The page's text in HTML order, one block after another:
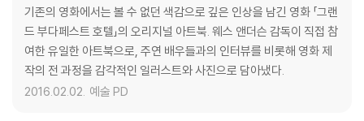
기존의 영화에서는 볼 수 없던 색감으로 깊은 인상을 남긴 영화 「그랜
드 부다페스트 호텔」의 오리지널 아트북. 웨스 앤더슨 감독이 직접 참
여한 유일한 아트북으로, 주연 배우들과의 인터뷰를 비롯해 영화 제
작의 전 과정을 감각적인 일러스트와 사진으로 담아냈다.
2016.02.02. 예술 PD